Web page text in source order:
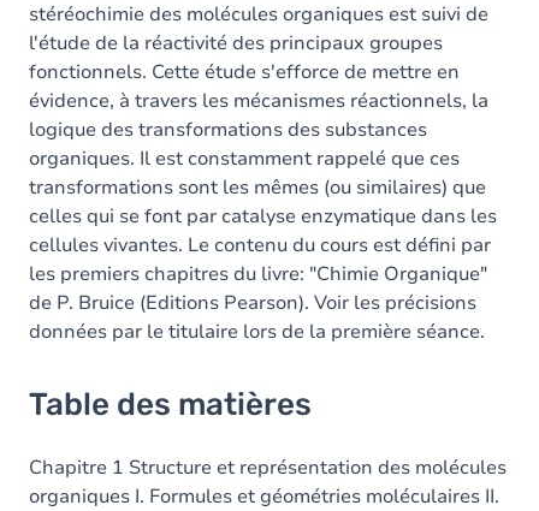
stéréochimie des molécules organiques est suivi de
l'étude de la réactivité des principaux groupes
fonctionnels. Cette étude s'efforce de mettre en
évidence, à travers les mécanismes réactionnels, la
logique des transformations des substances
organiques. Il est constamment rappelé que ces
transformations sont les mêmes (ou similaires) que
celles qui se font par catalyse enzymatique dans les
cellules vivantes. Le contenu du cours est défini par
les premiers chapitres du livre: "Chimie Organique"
de P. Bruice (Editions Pearson). Voir les précisions
données par le titulaire lors de la première séance.
Table des matières
Chapitre 1 Structure et représentation des molécules
organiques I. Formules et géométries moléculaires II.